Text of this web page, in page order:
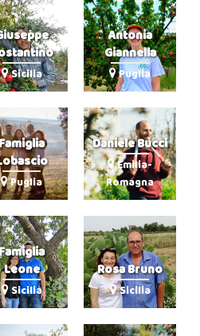
Sicilia
Antonia
Giannella
Puglia
Puglia
Daniele Bucci
Emilia-
Romagna
Leone
Sicilia
Rosa Bruno
Sicilia